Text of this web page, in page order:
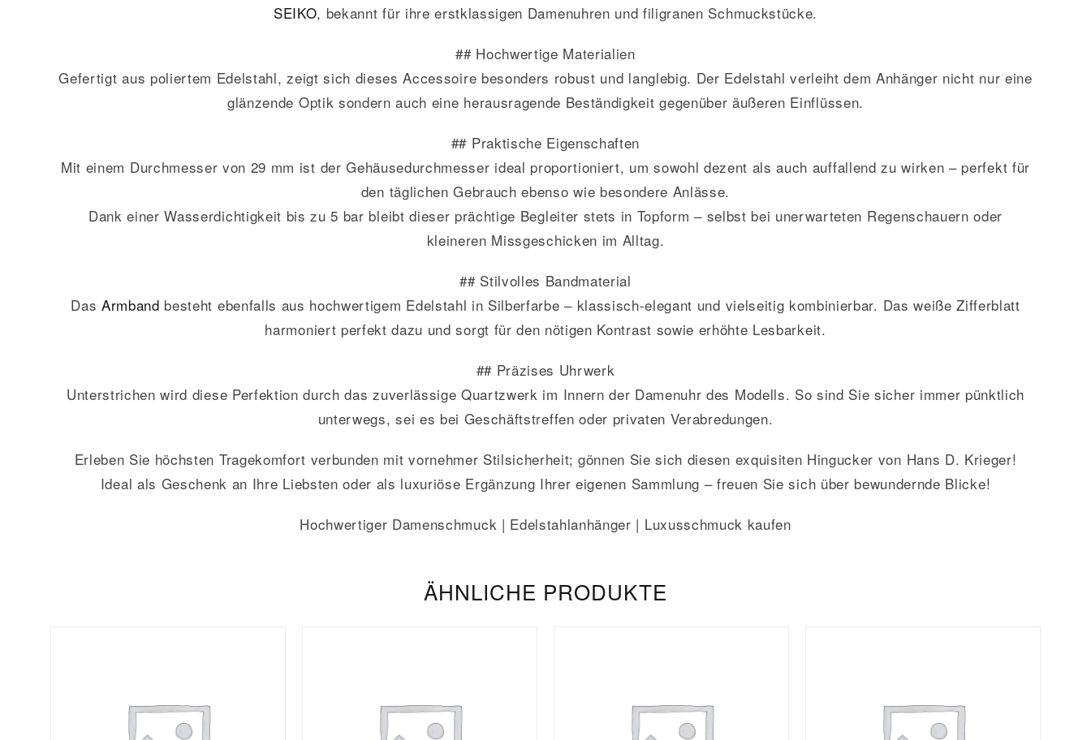
SEIKO, bekannt für ihre erstklassigen Damenuhren und filigranen Schmuckstücke.
## Hochwertige Materialien
Gefertigt aus poliertem Edelstahl, zeigt sich dieses Accessoire besonders robust und langlebig. Der Edelstahl verleiht dem Anhänger nicht nur eine
glänzende Optik sondern auch eine herausragende Beständigkeit gegenüber äußeren Einflüssen.
## Praktische Eigenschaften
Mit einem Durchmesser von 29 mm ist der Gehäusedurchmesser ideal proportioniert, um sowohl dezent als auch auffallend zu wirken – perfekt für
den täglichen Gebrauch ebenso wie besondere Anlässe.
Dank einer Wasserdichtigkeit bis zu 5 bar bleibt dieser prächtige Begleiter stets in Topform – selbst bei unerwarteten Regenschauern oder
kleineren Missgeschicken im Alltag.
## Stilvolles Bandmaterial
Das Armband besteht ebenfalls aus hochwertigem Edelstahl in Silberfarbe – klassisch-elegant und vielseitig kombinierbar. Das weiße Zifferblatt
harmoniert perfekt dazu und sorgt für den nötigen Kontrast sowie erhöhte Lesbarkeit.
## Präzises Uhrwerk
Unterstrichen wird diese Perfektion durch das zuverlässige Quartzwerk im Innern der Damenuhr des Modells. So sind Sie sicher immer pünktlich
unterwegs, sei es bei Geschäftstreffen oder privaten Verabredungen.
Erleben Sie höchsten Tragekomfort verbunden mit vornehmer Stilsicherheit; gönnen Sie sich diesen exquisiten Hingucker von Hans D. Krieger!
Ideal als Geschenk an Ihre Liebsten oder als luxuriöse Ergänzung Ihrer eigenen Sammlung – freuen Sie sich über bewundernde Blicke!
Hochwertiger Damenschmuck | Edelstahlanhänger | Luxusschmuck kaufen
ÄHNLICHE PRODUKTE